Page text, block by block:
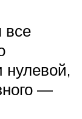
все
—